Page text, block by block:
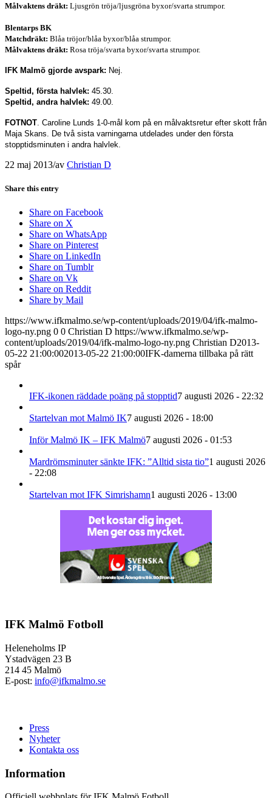
Målvaktens dräkt: Ljusgrön tröja/ljusgröna byxor/svarta strumpor.
Blentarps BK
Matchdräkt: Blåa tröjor/blåa byxor/blåa strumpor.
Målvaktens dräkt: Rosa tröja/svarta byxor/svarta strumpor.
IFK Malmö gjorde avspark: Nej.
Speltid, första halvlek: 45.30.
Speltid, andra halvlek: 49.00.
FOTNOT . Caroline Lunds 1-0-mål kom på en målvaktsretur efter skott från
Maja Skans. De två sista varningarna utdelades under den första
stopptidsminuten i andra halvlek.
22 maj 2013/av Christian D
Share this entry
Share on Facebook
Share on X
Share on WhatsApp
Share on Pinterest
Share on LinkedIn
Share on Tumblr
Share on Vk
Share on Reddit
Share by Mail
https://www.ifkmalmo.se/wp-content/uploads/2019/04/ifk-malmo-
logo-ny.png 0 0 Christian D https://www.ifkmalmo.se/wp-
content/uploads/2019/04/ifk-malmo-logo-ny.png Christian D2013-
05-22 21:00:002013-05-22 21:00:00IFK-damerna tillbaka på rätt
spår
IFK-ikonen räddade poäng på stopptid7 augusti 2026 - 22:32
Startelvan mot Malmö IK7 augusti 2026 - 18:00
Inför Malmö IK – IFK Malmö7 augusti 2026 - 01:53
Mardrömsminuter sänkte IFK: ”Alltid sista tio”1 augusti 2026
- 22:08
Startelvan mot IFK Simrishamn1 augusti 2026 - 13:00
IFK Malmö Fotboll
Heleneholms IP
Ystadvägen 23 B
214 45 Malmö
E-post: info@ifkmalmo.se
Press
Nyheter
Kontakta oss
Information